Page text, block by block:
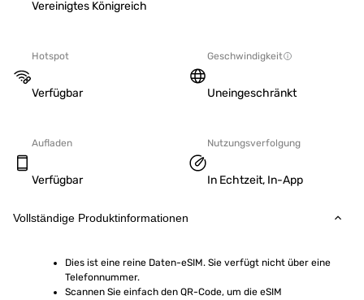
Vereinigtes Königreich
Hotspot
Verfügbar
Geschwindigkeit
Uneingeschränkt
Aufladen
Verfügbar
Nutzungsverfolgung
In Echtzeit, In-App
Vollständige Produktinformationen
Dies ist eine reine Daten-eSIM. Sie verfügt nicht über eine
Telefonnummer.
Scannen Sie einfach den QR-Code, um die eSIM